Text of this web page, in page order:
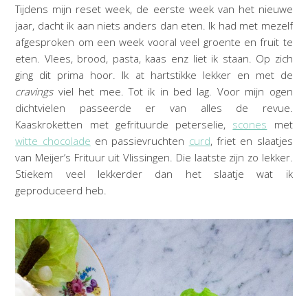
Tijdens mijn reset week, de eerste week van het nieuwe
jaar, dacht ik aan niets anders dan eten. Ik had met mezelf
afgesproken om een week vooral veel groente en fruit te
eten. Vlees, brood, pasta, kaas enz liet ik staan. Op zich
ging dit prima hoor. Ik at hartstikke lekker en met de
cravingsviel het mee. Tot ik in bed lag. Voor mijn ogen
dichtvielen passeerde er van alles de revue.
Kaaskroketten met gefrituurde peterselie, scones met
witte chocolade en passievruchten curd, friet en slaatjes
van Meijer’s Frituur uit Vlissingen. Die laatste zijn zo lekker.
Stiekem veel lekkerder dan het slaatje wat ik
geproduceerd heb.